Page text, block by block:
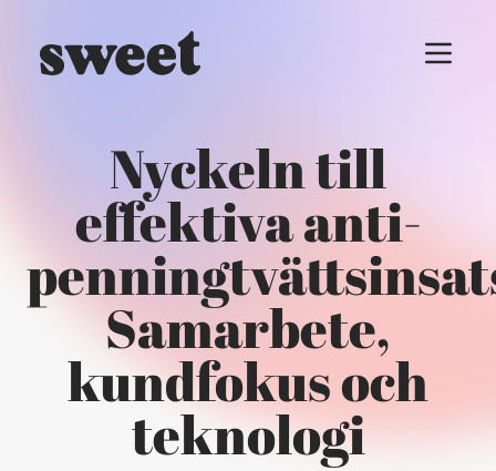
Menu
Nyckeln till
effektiva anti-
Samarbete,
kundfokus och
teknologi